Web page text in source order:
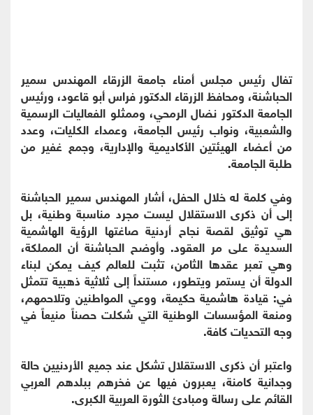
تفال رئيس مجلس أمناء جامعة الزرقاء المهندس سمير
الحباشنة، ومحافظ الزرقاء الدكتور فراس أبو قاعود، ورئيس
الجامعة الدكتور نضال الرمحي، وممثلو الفعاليات الرسمية
والشعبية، ونواب رئيس الجامعة، وعمداء الكليات، وعدد
من أعضاء الهيئتين الأكاديمية والإدارية، وجمع غفير من
طلبة الجامعة.
وفي كلمة له خلال الحفل، أشار المهندس سمير الحباشنة
إلى أن ذكرى الاستقلال ليست مجرد مناسبة وطنية، بل
هي توثيق لقصة نجاح أردنية صاغتها الرؤية الهاشمية
السديدة على مر العقود. وأوضح الحباشنة أن المملكة،
وهي تعبر عقدها الثامن، تثبت للعالم كيف يمكن لبناء
الدولة أن يستمر ويتطور، مستنداً إلى ثلاثية ذهبية تتمثل
في: قيادة هاشمية حكيمة، ووعي المواطنين وتلاحمهم،
ومنعة المؤسسات الوطنية التي شكلت حصناً منيعاً في
وجه التحديات كافة.
واعتبر أن ذكرى الاستقلال تشكل عند جميع الأردنيين حالة
وجدانية كامنة، يعبرون فيها عن فخرهم ببلدهم العربي
القائم على رسالة ومبادئ الثورة العربية الكبرى.